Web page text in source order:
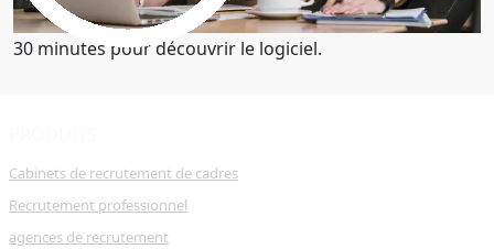
Obtenez une démo
30 minutes pour découvrir le logiciel.
Cabinets de recrutement de cadres
Recrutement professionnel
agences de recrutement